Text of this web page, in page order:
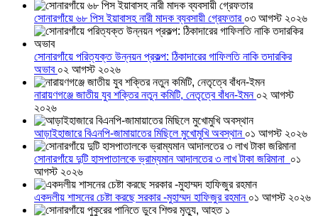
সোনারগাঁয়ে ৬৮ পিস ইয়াবাসহ নারী মাদক ব্যবসায়ী গ্রেফতার ০৩ আগস্ট ২০২৬
সোনারগাঁয়ে পরিত্যক্ত উন্নয়ন প্রকল্প: ঠিকাদারের গাফিলতি নাকি তদারকির
অভাব ০২ আগস্ট ২০২৬
নারায়ণগঞ্জে জাতীয় যুব শক্তির নতুন কমিটি, নেতৃত্বে বাঁধন-ইমন ০২ আগস্ট
২০২৬
আড়াইহাজারে বিএনপি-জামায়াতের মিছিলে মুখোমুখি অবস্থান ০১ আগস্ট ২০২৬
সোনারগাঁয়ে দুটি হাসপাতালকে ভ্রাম্যমান আদালতের ৩ লাখ টাকা জরিমানা ০১
আগস্ট ২০২৬
একদলীয় শাসনের চেষ্টা করছে সরকার -মুহাম্মদ হাফিজুর রহমান ০১ আগস্ট ২০২৬